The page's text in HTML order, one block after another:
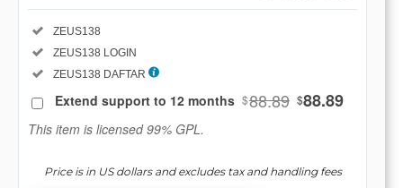
Regular
License
SELECTED
$ 88
Use, by
you or
a single
Included:
ZEUS138
Included:
ZEUS138 LOGIN
Included:
ZEUS138 DAFTAR
Extend support to 12 months $88.89 $88.89
This item is licensed 99% GPL.
Price is in US dollars and excludes tax and handling fees